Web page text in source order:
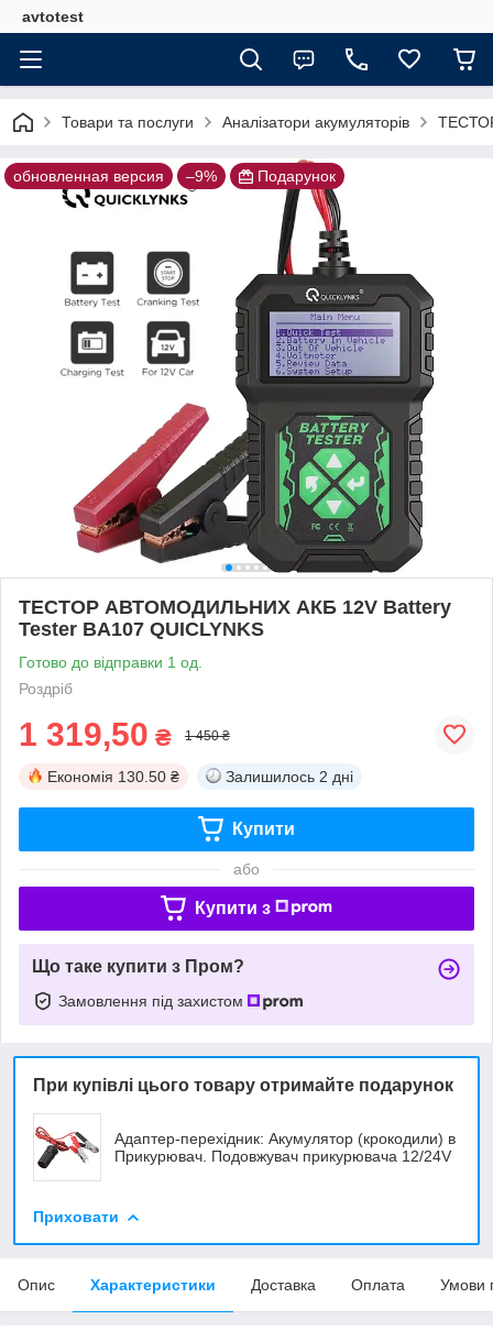
avtotest
Товари та послуги Аналізатори акумуляторів
обновленная версия –9% Подарунок
ТЕСТОР АВТОМОДИЛЬНИХ АКБ 12V Battery
Tester BA107 QUICLYNKS
Готово до відправки 1 од.
Роздріб
1 319,50 ₴ 1 450 ₴
Економія 130.50 ₴ Залишилось 2 дні
Купити
або
Купити з
Що таке купити з Пром?
Замовлення під захистом
При купівлі цього товару отримайте подарунок
Адаптер-перехідник: Акумулятор (крокодили) в
Прикурювач. Подовжувач прикурювача 12/24V
Приховати
Опис Характеристики Доставка Оплата Умови